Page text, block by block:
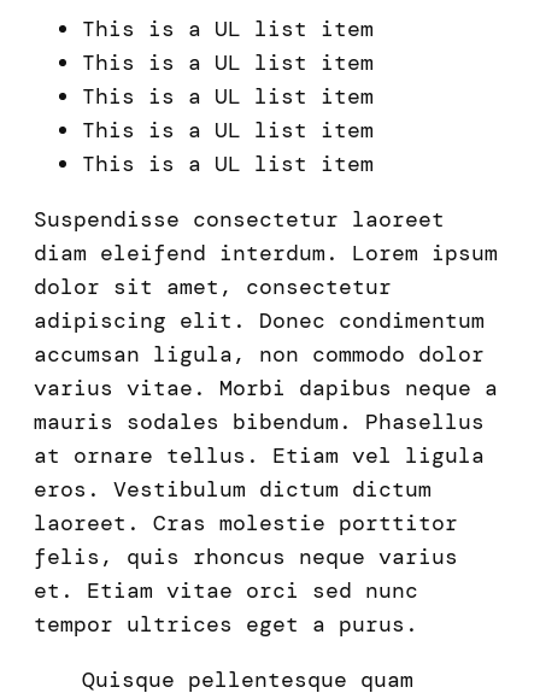
This is a UL list item
This is a UL list item
This is a UL list item
This is a UL list item
This is a UL list item
Suspendisse consectetur laoreet
diam eleifend interdum. Lorem ipsum
dolor sit amet, consectetur
adipiscing elit. Donec condimentum
accumsan ligula, non commodo dolor
varius vitae. Morbi dapibus neque a
mauris sodales bibendum. Phasellus
at ornare tellus. Etiam vel ligula
eros. Vestibulum dictum dictum
laoreet. Cras molestie porttitor
felis, quis rhoncus neque varius
et. Etiam vitae orci sed nunc
tempor ultrices eget a purus.
Quisque pellentesque quam